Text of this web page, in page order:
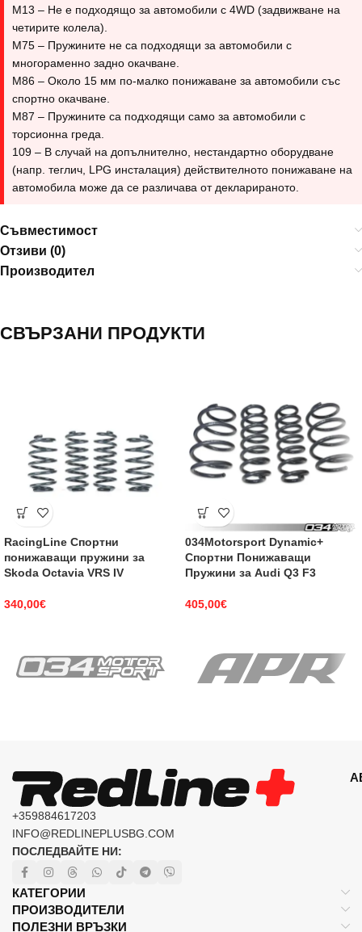
M13 – Не е подходящо за автомобили с 4WD (задвижване на
четирите колела).
M75 – Пружините не са подходящи за автомобили с
многораменно задно окачване.
M86 – Около 15 мм по-малко понижаване за автомобили със
спортно окачване.
M87 – Пружините са подходящи само за автомобили с
торсионна греда.
109 – В случай на допълнително, нестандартно оборудване
(напр. теглич, LPG инсталация) действителното понижаване на
автомобила може да се различава от декларираното.
Съвместимост
Отзиви (0)
Производител
СВЪРЗАНИ ПРОДУКТИ
RacingLine Спортни
понижаващи пружини за
Skoda Octavia VRS IV
340,00€
034Motorsport Dynamic+
Спортни Понижаващи
Пружини за Audi Q3 F3
405,00€
+359884617203
INFO@REDLINEPLUSBG.COM
ПОСЛЕДВАЙТЕ НИ:
КАТЕГОРИИ
ПРОИЗВОДИТЕЛИ
ПОЛЕЗНИ ВРЪЗКИ